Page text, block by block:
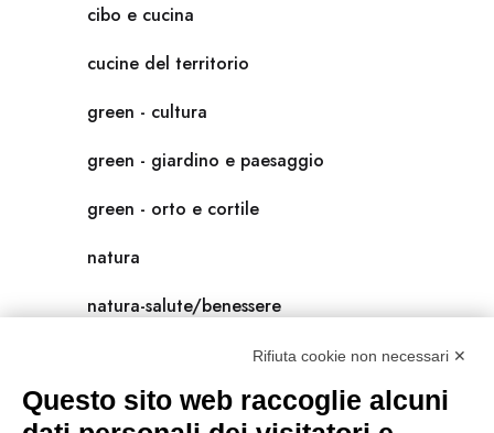
cibo e cucina
cucine del territorio
green - cultura
green - giardino e paesaggio
green - orto e cortile
natura
natura-salute/benessere
scienza
Rifiuta cookie non necessari ✕
Questo sito web raccoglie alcuni